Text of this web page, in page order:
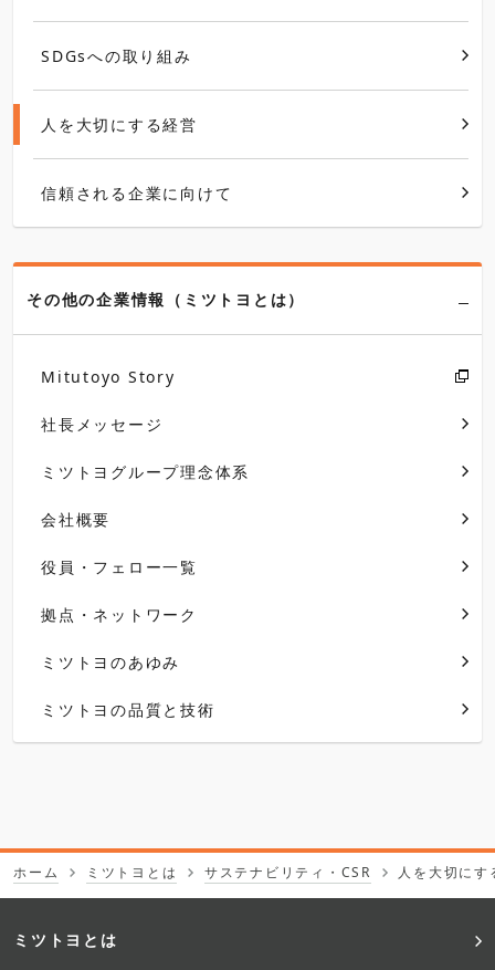
SDGsへの取り組み
人を大切にする経営
信頼される企業に向けて
その他の企業情報（ミツトヨとは）
Mitutoyo Story
社長メッセージ
ミツトヨグループ理念体系
会社概要
役員・フェロー一覧
拠点・ネットワーク
ミツトヨのあゆみ
ミツトヨの品質と技術
ホーム ミツトヨとは サステナビリティ・CSR 人を大切にす
フ
ミツトヨとは